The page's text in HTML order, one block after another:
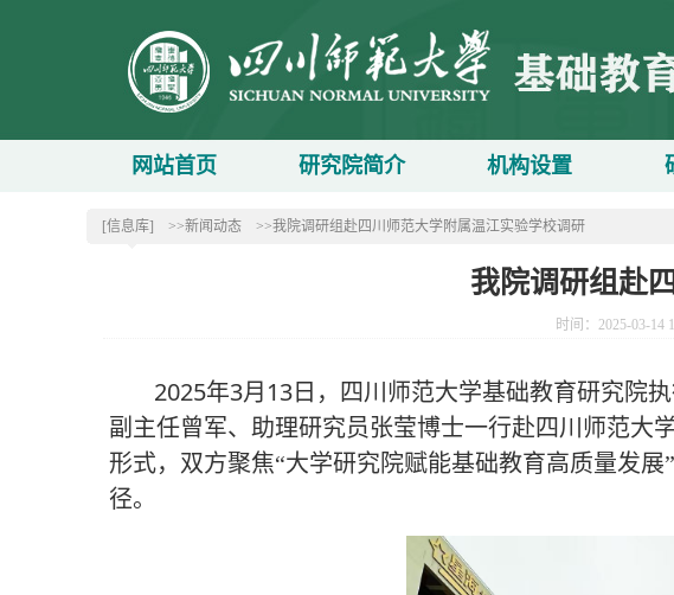
网站首页 研究院简介 机构设置
[信息库] >>新闻动态 >>我院调研组赴四川师范大学附属温江实验学校调研
我院调研组赴
时间：2025-03-
2025年3月 13 日，四川师范大学基础教育研究院
副主任曾军、助理研究员张莹博士一行赴四川师范大
形式，双方聚焦“大学研究院赋能基础教育高质量发
径。